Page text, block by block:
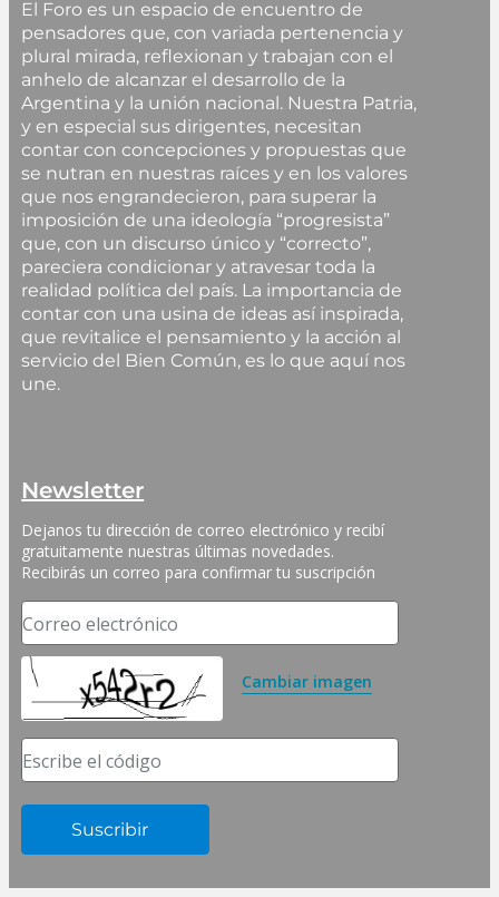
El Foro es un espacio de encuentro de
pensadores que, con variada pertenencia y
plural mirada, reflexionan y trabajan con el
anhelo de alcanzar el desarrollo de la
Argentina y la unión nacional. Nuestra Patria,
y en especial sus dirigentes, necesitan
contar con concepciones y propuestas que
se nutran en nuestras raíces y en los valores
que nos engrandecieron, para superar la
imposición de una ideología “progresista”
que, con un discurso único y “correcto”,
pareciera condicionar y atravesar toda la
realidad política del país. La importancia de
contar con una usina de ideas así inspirada,
que revitalice el pensamiento y la acción al
servicio del Bien Común, es lo que aquí nos
une.
Newsletter
Dejanos tu dirección de correo electrónico y recibí
gratuitamente nuestras últimas novedades.
Recibirás un correo para confirmar tu suscripción
Correo electrónico
Cambiar imagen
Escribe el código